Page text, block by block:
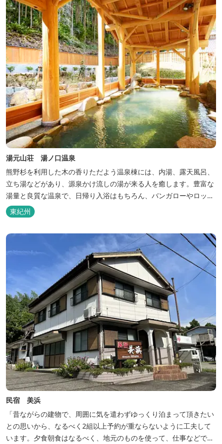
湯元山荘 湯ノ口温泉
熊野杉を利用した木の香りただよう温泉棟には、内湯、露天風呂、
立ち湯などがあり、源泉かけ流しの湯が来る人を癒します。豊富な
湯量と良質な温泉で、日帰り入浴はもちろん、バンガローやロッジ
などの宿泊施設も備えているので、宿泊しながらゆったりと温泉を
楽しむ人も多いです。
東紀州
民宿 美浜
「昔ながらの建物で、周囲に気を遣わずゆっくり泊まって頂きたい
との思いから、なるべく2組以上予約が重ならないように工夫して
います。夕食朝食はなるべく、地元のものを使って、仕事などで連